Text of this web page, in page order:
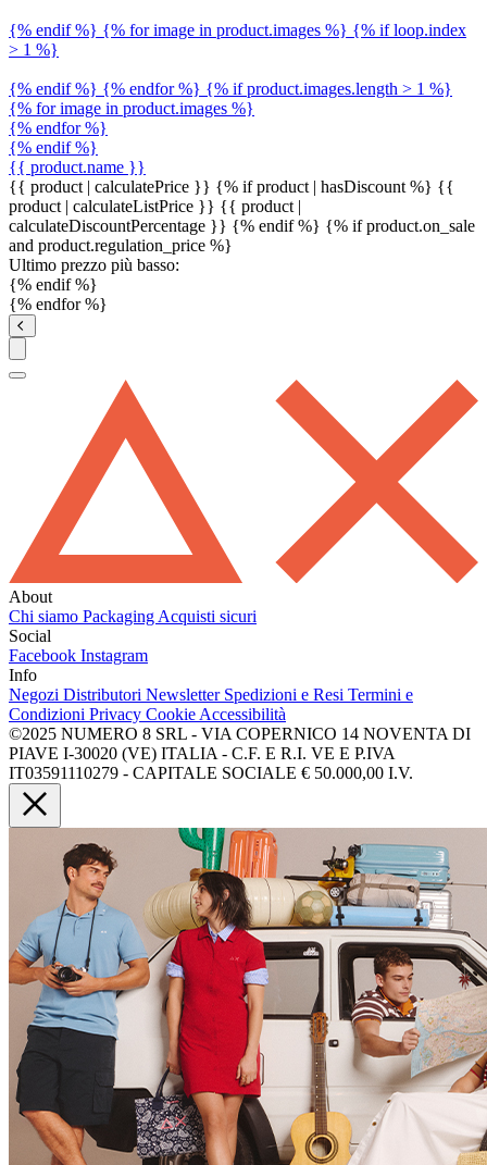
{% endif %} {% for image in product.images %} {% if loop.index
> 1 %}
{% endif %} {% endfor %} {% if product.images.length > 1 %}
{% for image in product.images %}
{% endfor %}
{% endif %}
{{ product.name }}
{{ product | calculatePrice }} {% if product | hasDiscount %} {{
product | calculateListPrice }} {{ product |
calculateDiscountPercentage }} {% endif %} {% if product.on_sale
and product.regulation_price %}
Ultimo prezzo più basso:
{% endif %}
{% endfor %}
About
Chi siamo Packaging Acquisti sicuri
Social
Facebook Instagram
Info
Negozi Distributori Newsletter Spedizioni e Resi Termini e
Condizioni Privacy Cookie Accessibilità
©2025 NUMERO 8 SRL - VIA COPERNICO 14 NOVENTA DI
PIAVE I-30020 (VE) ITALIA - C.F. E R.I. VE E P.IVA
IT03591110279 - CAPITALE SOCIALE € 50.000,00 I.V.